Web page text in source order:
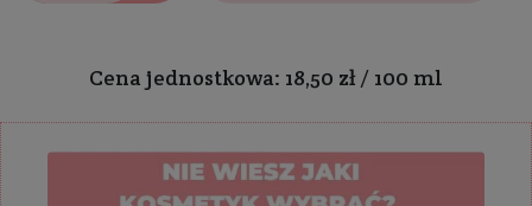
Cena jednostkowa: 18,50 zł / 100 ml